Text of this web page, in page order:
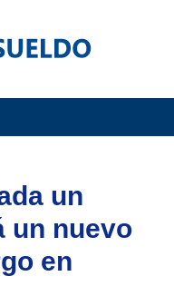
un
un nuevo
en